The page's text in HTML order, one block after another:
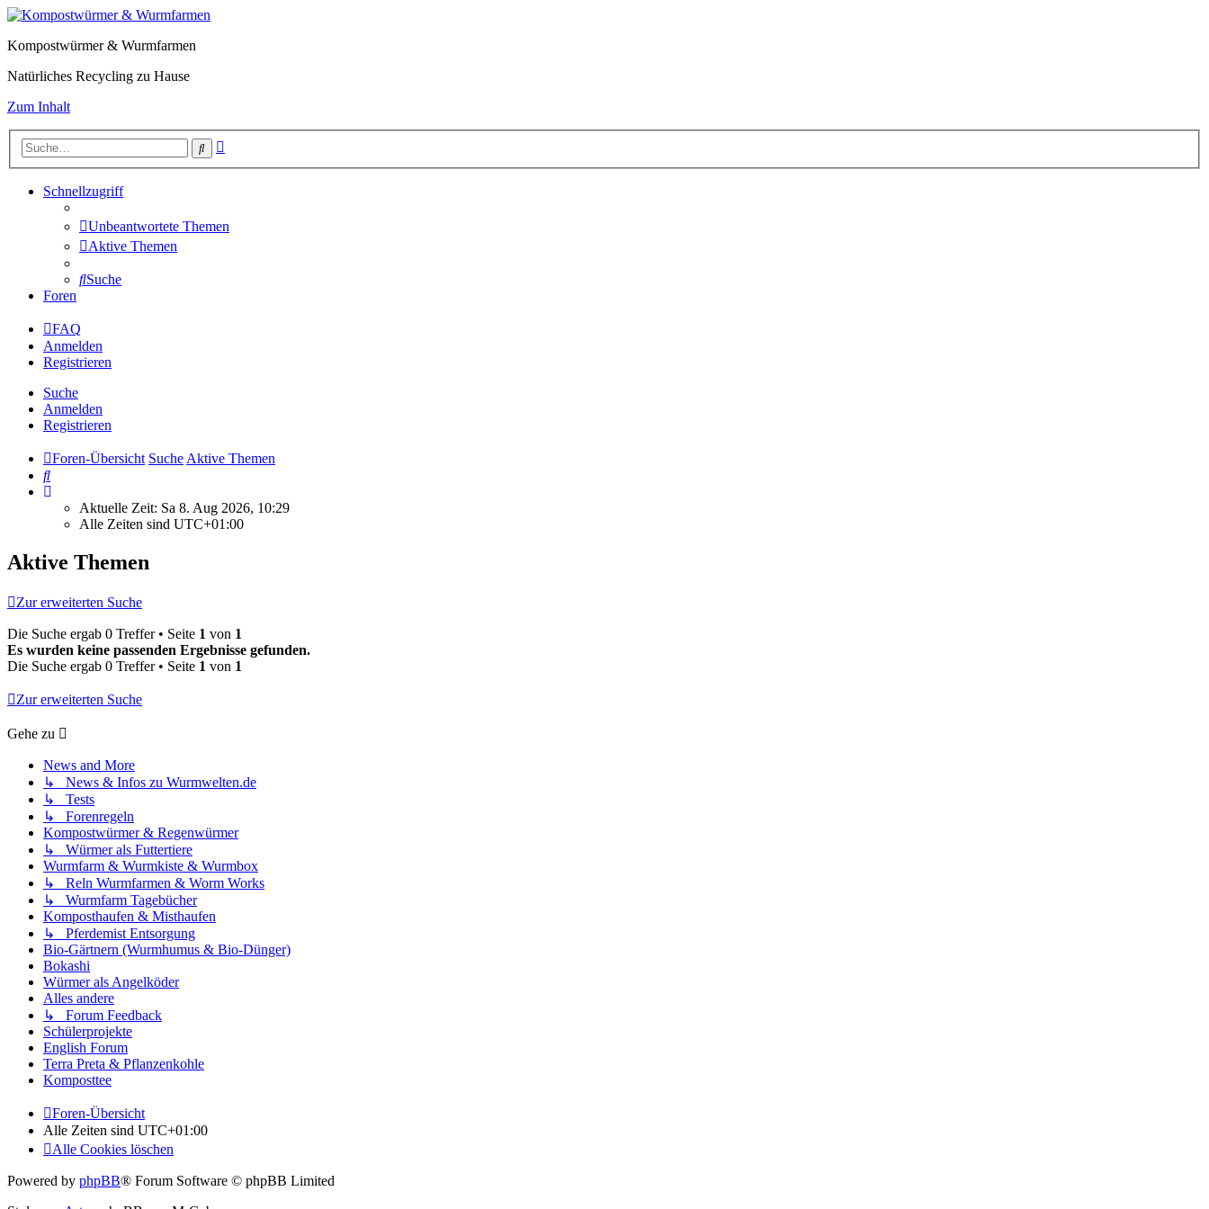
Kompostwürmer & Wurmfarmen
Natürliches Recycling zu Hause
Zum Inhalt
Suche
Schnellzugriff
Unbeantwortete Themen
Aktive Themen
Suche
Foren
FAQ
Anmelden
Registrieren
Suche
Anmelden
Registrieren
Foren-Übersicht Suche Aktive Themen
Suche
Aktuelle Zeit: Sa 8. Aug 2026, 10:29
Alle Zeiten sind UTC+01:00
Aktive Themen
Zur erweiterten Suche
Die Suche ergab 0 Treffer • Seite 1 von 1
Es wurden keine passenden Ergebnisse gefunden.
Die Suche ergab 0 Treffer • Seite 1 von 1
Zur erweiterten Suche
Gehe zu
News and More
↳ News & Infos zu Wurmwelten.de
↳ Tests
↳ Forenregeln
Kompostwürmer & Regenwürmer
↳ Würmer als Futtertiere
Wurmfarm & Wurmkiste & Wurmbox
↳ Reln Wurmfarmen & Worm Works
↳ Wurmfarm Tagebücher
Komposthaufen & Misthaufen
↳ Pferdemist Entsorgung
Bio-Gärtnern (Wurmhumus & Bio-Dünger)
Bokashi
Würmer als Angelköder
Alles andere
↳ Forum Feedback
Schülerprojekte
English Forum
Terra Preta & Pflanzenkohle
Komposttee
Foren-Übersicht
Alle Zeiten sind UTC+01:00
Alle Cookies löschen
Powered by phpBB® Forum Software © phpBB Limited